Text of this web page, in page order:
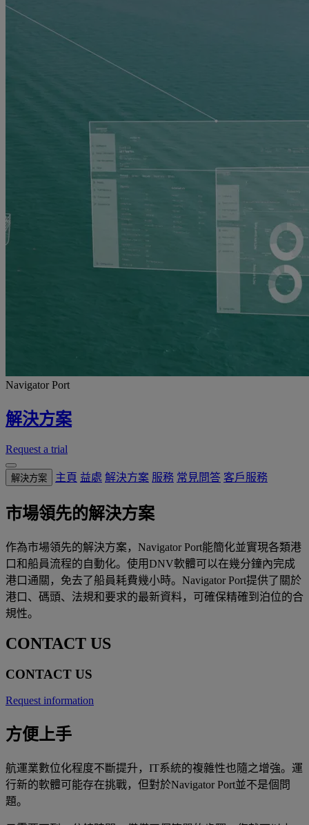
Navigator Port
解決方案
Request a trial
解決方案 主頁 益處 解決方案 服務 常見問答 客戶服務
市場領先的解決方案
作為市場領先的解決方案，Navigator Port能簡化並實現各類港
口和船員流程的自動化。使用DNV軟體可以在幾分鐘內完成
港口通關，免去了船員耗費幾小時。Navigator Port提供了關於
港口、碼頭、法規和要求的最新資料，可確保精確到泊位的合
規性。
CONTACT US
CONTACT US
Request information
方便上手
航運業數位化程度不斷提升，IT系統的複雜性也隨之增強。運
行新的軟體可能存在挑戰，但對於Navigator Port並不是個問
題。